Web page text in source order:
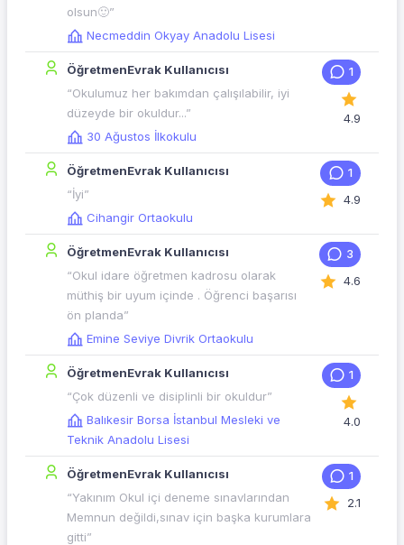
olsun🙂”
Necmeddin Okyay Anadolu Lisesi
ÖğretmenEvrak Kullanıcısı
“Okulumuz her bakımdan çalışılabilir, iyi
düzeyde bir okuldur...”
30 Ağustos İlkokulu
1
4.9
ÖğretmenEvrak Kullanıcısı
“İyi”
Cihangir Ortaokulu
1
4.9
ÖğretmenEvrak Kullanıcısı
“Okul idare öğretmen kadrosu olarak
müthiş bir uyum içinde . Öğrenci başarısı
ön planda”
Emine Seviye Divrik Ortaokulu
3
4.6
ÖğretmenEvrak Kullanıcısı
“Çok düzenli ve disiplinli bir okuldur”
Balıkesir Borsa İstanbul Mesleki ve
Teknik Anadolu Lisesi
1
4.0
ÖğretmenEvrak Kullanıcısı
“Yakınım Okul içi deneme sınavlarından
Memnun değildi,sınav için başka kurumlara
gitti”
1
2.1